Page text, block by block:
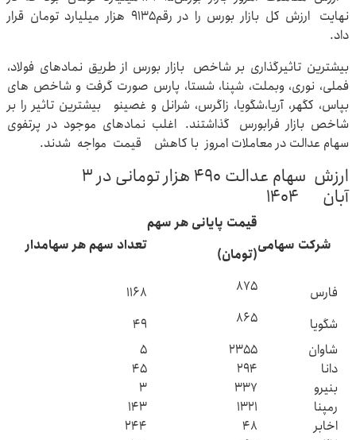
نهایت ارزش کل بازار بورس را در رقم۹۱۳۵ هزار میلیارد تومان قرار
داد.
بیشترین تاثیرگذاری بر شاخص بازار بورس از طریق نمادهای فولاد،
فملی، نوری، وبملت، شپنا، شستا، پارس صورت گرفت و شاخص های
بپاس، کگهر، آریا،شگویا، زاگرس، شرانل و غصینو بیشترین تاثیر را بر
شاخص بازار فرابورس گذاشتند. اغلب نمادهای موجود در پرتفوی
سهام عدالت در معاملات امروز با کاهش قیمت مواجه شدند.
ارزش سهام عدالت ۴۹۰ هزار تومانی در ۳
آبان ۱۴۰۴
شرکت سهامی
قیمت پایانی هر سهم
(تومان)
تعداد سهم هر سهامدار
فارس ۸۷۵
۱۱۶۸
شگویا
۸۶۵
۴۹
شاوان
۲۳۵۵
۵
دانا
۲۹۴
۴۵
بنیرو
۳۳۷
۳
رمپنا
۱۳۲۱
۱۴۳
اخابر
۴۸
۲۴۴